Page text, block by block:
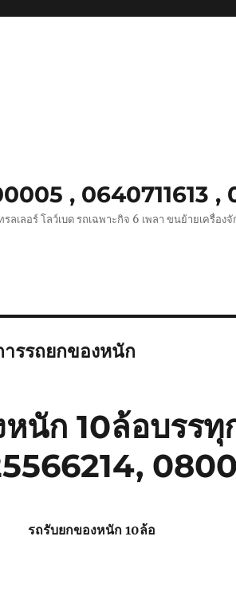
, 0640711613
ลเลอร์ โลว์เบด รถเฉพาะกิจ 6 เพลา ขนย้ายเครื่อ
รรถยกของหนัก
นัก 10ล้อบรรทุ
รถรับยกของหนัก 10ล้อ